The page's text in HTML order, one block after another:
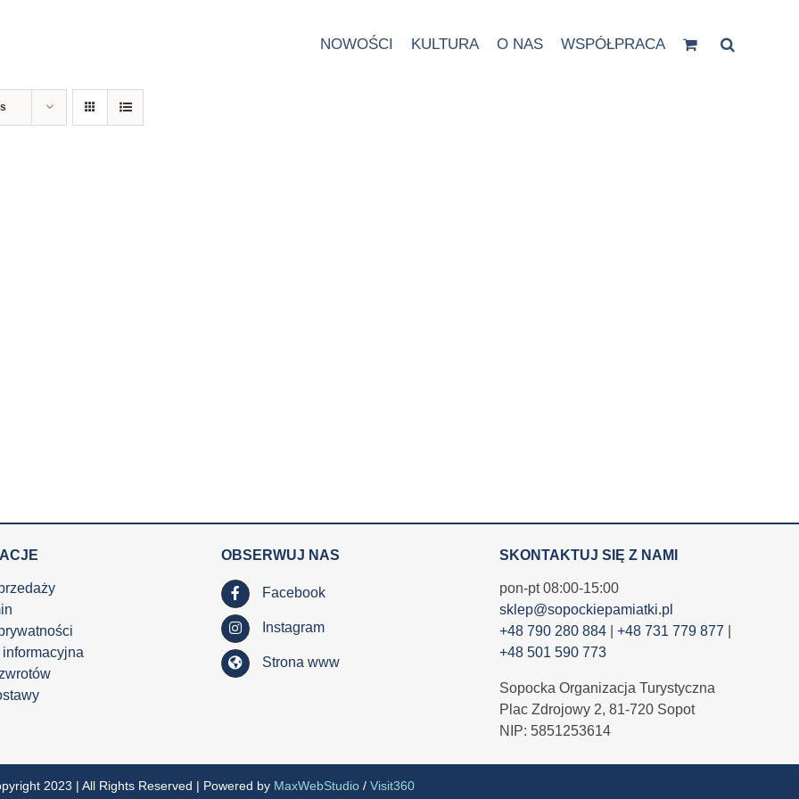
NOWOŚCI KULTURA O NAS WSPÓŁPRACA
OBSERWUJ NAS
Facebook
Instagram
Strona www
SKONTAKTUJ SIĘ Z NAMI
pon-pt 08:00-15:00
sklep@sopockiepamiatki.pl
+48 790 280 884| +48 731 779 877
+48 501 590 773
Sopocka Organizacja Turystyczna
Plac Zdrojowy 2, 81-720 Sopot
NIP: 5851253614
2023 | All Rights Reserved | Powered by MaxWebStudio/ Visit360